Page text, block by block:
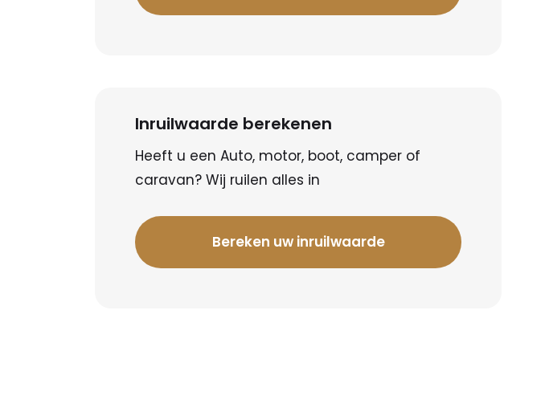
Inruilwaarde berekenen
Heeft u een Auto, motor, boot, camper of
caravan? Wij ruilen alles in
Bereken uw inruilwaarde